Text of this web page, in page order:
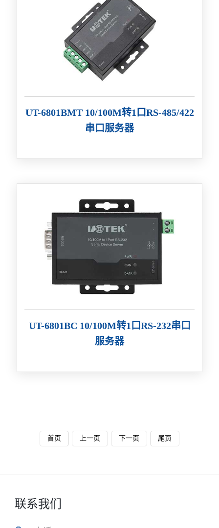
UT-6801BMT 10/100M转1口RS-485/422
串口服务器
UT-6801BC 10/100M转1口RS-232串口
服务器
首页 上一页 下一页 尾页
联系我们